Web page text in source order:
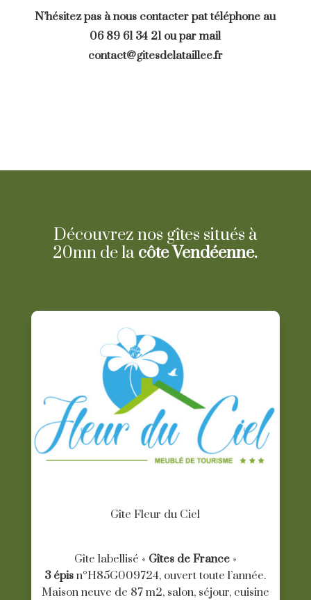
N’hésitez pas à nous contacter pat téléphone au
06 89 61 34 21 ou par mail
contact@gitesdelataillee.fr
Découvrez nos gîtes situés à
20mn de la côte Vendéenne.
Gîte Fleur du Ciel
Gîte labellisé « Gîtes de France»
3 épis n°H85G009724, ouvert toute l’année.
Maison neuve de 87 m2, salon, séjour, cuisine